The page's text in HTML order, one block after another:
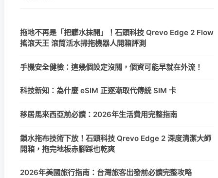
拖地不再是「把髒水抹開」！石頭科技 Qrevo Edge 2 Flow
搖滾天王 滾筒活水掃拖機器人開箱評測
手機安全健檢：這幾個設定沒關，個資可能早就在外流！
科技新知：為什麼 eSIM 正逐漸取代傳統 SIM 卡
移居馬來西亞前必讀：2026年生活費用完整指南
鎖水拖布技術下放！石頭科技 Qrevo Edge 2 深度清潔大師
開箱，拖完地板赤腳踩也乾爽
2026年美國旅行指南：台灣旅客出發前必讀完整攻略